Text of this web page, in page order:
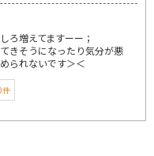
ろ増えてますーー；
きそうになったり気分が悪
られないです＞＜
件